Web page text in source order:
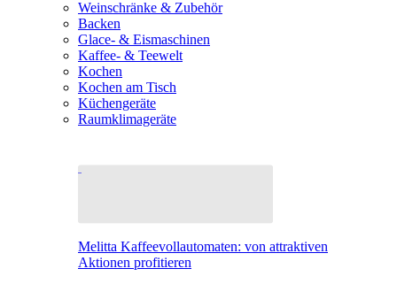
Weinschränke & Zubehör
Backen
Glace- & Eismaschinen
Kaffee- & Teewelt
Kochen
Kochen am Tisch
Küchengeräte
Raumklimageräte
Melitta Kaffeevollautomaten: von attraktiven
Aktionen profitieren